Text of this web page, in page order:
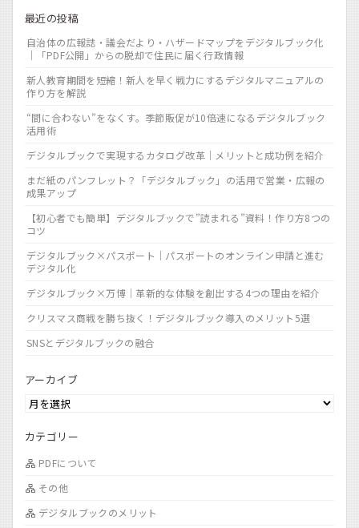
最近の投稿
自治体の広報誌・議会だより・ハザードマップをデジタルブック化
｜「PDF公開」からの脱却で住民に届く行政情報
新人教育期間を短縮！新人を早く戦力にするデジタルマニュアルの
作り方を解説
“間に合わない”をなくす。季節販促が10倍速になるデジタルブック
活用術
デジタルブックで実現するカタログ改革｜メリットと成功例を紹介
まだ紙のパンフレット？「デジタルブック」の活用で営業・広報の
成果アップ
【初心者でも簡単】デジタルブックで”読まれる”資料！作り方8つの
コツ
デジタルブック×パスポート｜パスポートのオンライン申請と進む
デジタル化
デジタルブック×万博｜革新的な体験を創出する4つの理由を紹介
クリスマス商戦を勝ち抜く！デジタルブック導入のメリット5選
SNSとデジタルブックの融合
アーカイブ
カテゴリー
PDFについて
その他
デジタルブックのメリット